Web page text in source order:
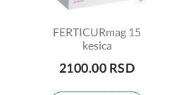
FERTICURmag 15
kesica
2100.00 RSD